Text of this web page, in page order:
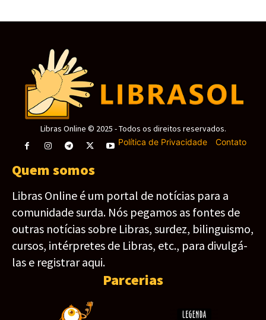
Libras Online © 2025 - Todos os direitos reservados.
Política de Privacidade- Contato
Quem somos
Libras Online é um portal de notícias para a
comunidade surda. Nós pegamos as fontes de
outras notícias sobre Libras, surdez, bilinguismo,
cursos, intérpretes de Libras, etc., para divulgá-
las e registrar aqui.
Parcerias